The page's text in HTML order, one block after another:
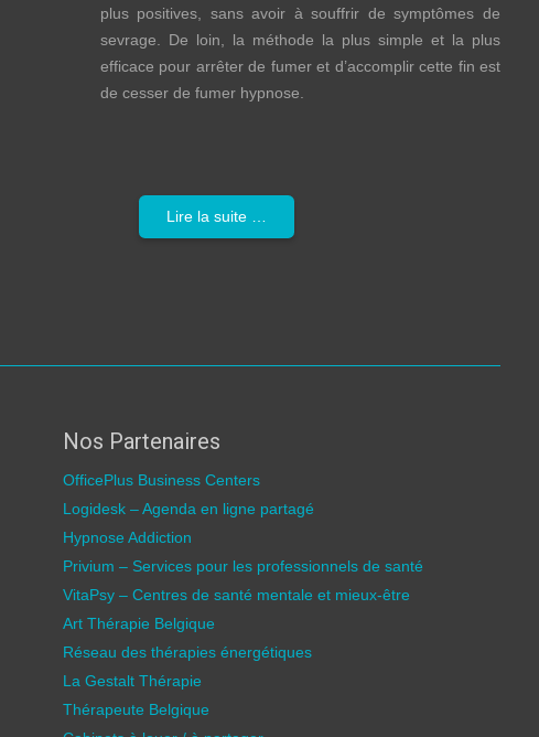
plus positives, sans avoir à souffrir de symptômes de
sevrage. De loin, la méthode la plus simple et la plus
efficace pour arrêter de fumer et d’accomplir cette fin est
de cesser de fumer hypnose.
Lire la suite …
Nos Partenaires
OfficePlus Business Centers
Logidesk – Agenda en ligne partagé
Hypnose Addiction
Privium – Services pour les professionnels de santé
VitaPsy – Centres de santé mentale et mieux-être
Art Thérapie Belgique
Réseau des thérapies énergétiques
La Gestalt Thérapie
Thérapeute Belgique